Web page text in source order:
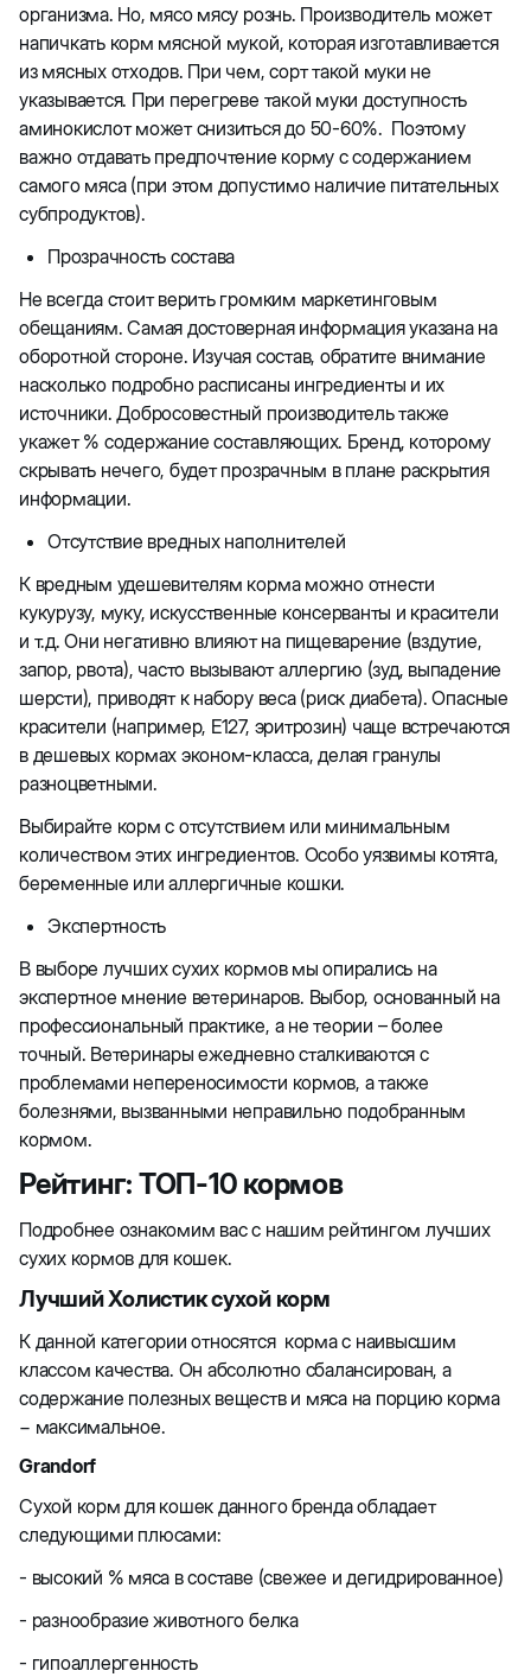
организма. Но, мясо мясу рознь. Производитель может
напичкать корм мясной мукой, которая изготавливается
из мясных отходов. При чем, сорт такой муки не
указывается. При перегреве такой муки доступность
аминокислот может снизиться до 50-60%. Поэтому
важно отдавать предпочтение корму с содержанием
самого мяса (при этом допустимо наличие питательных
субпродуктов).
Прозрачность состава
Не всегда стоит верить громким маркетинговым
обещаниям. Самая достоверная информация указана на
оборотной стороне. Изучая состав, обратите внимание
насколько подробно расписаны ингредиенты и их
источники. Добросовестный производитель также
укажет % содержание составляющих. Бренд, которому
скрывать нечего, будет прозрачным в плане раскрытия
информации.
Отсутствие вредных наполнителей
К вредным удешевителям корма можно отнести
кукурузу, муку, искусственные консерванты и красители
и т.д. Они негативно влияют на пищеварение (вздутие,
запор, рвота), часто вызывают аллергию (зуд, выпадение
шерсти), приводят к набору веса (риск диабета). Опасные
красители (например, Е127, эритрозин) чаще встречаются
в дешевых кормах эконом-класса, делая гранулы
разноцветными.
Выбирайте корм с отсутствием или минимальным
количеством этих ингредиентов. Особо уязвимы котята,
беременные или аллергичные кошки.
Экспертность
В выборе лучших сухих кормов мы опирались на
экспертное мнение ветеринаров. Выбор, основанный на
профессиональный практике, а не теории – более
точный. Ветеринары ежедневно сталкиваются с
проблемами непереносимости кормов, а также
болезнями, вызванными неправильно подобранным
кормом.
Рейтинг: ТОП-10 кормов
Подробнее ознакомим вас с нашим рейтингом лучших
сухих кормов для кошек.
Лучший Холистик сухой корм
К данной категории относятся корма с наивысшим
классом качества. Он абсолютно сбалансирован, а
содержание полезных веществ и мяса на порцию корма
− максимальное.
Grandorf
Сухой корм для кошек данного бренда обладает
следующими плюсами:
- высокий % мяса в составе (свежее и дегидрированное)
- разнообразие животного белка
- гипоаллергенность